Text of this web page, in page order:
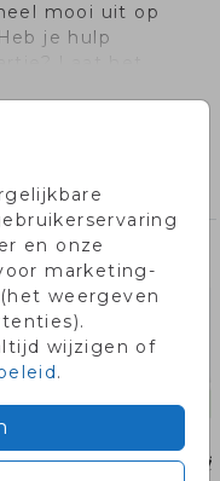
en onze
marketing-
weergeven
wijzigen of
.
mooi uit op
je hulp
je mee.
leuk!